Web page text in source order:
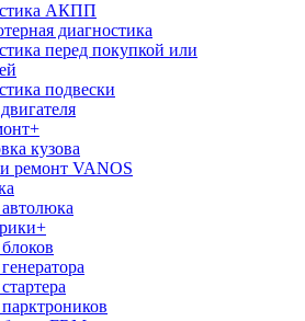
АКПП
диагностика
перед покупкой или
подвески
+
кузова
ремонт VANOS
+